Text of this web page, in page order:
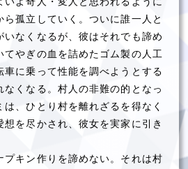
孤立していく。ついに誰一人と
いなくなるが、彼はそれでも諦め
てやぎの血を詰めたゴム製の人工
車に乗って性能を調べようとする
なくなる。村人の非難の的となっ
、ひとり村を離れざるを得なく
想を尽かされ、彼女を実家に引き
プキン作りを諦めない。それは村